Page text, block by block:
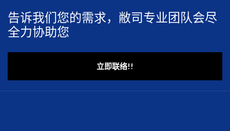
告诉我们您的需求，敝司专业团队会尽
全力协助您
立即联络!!